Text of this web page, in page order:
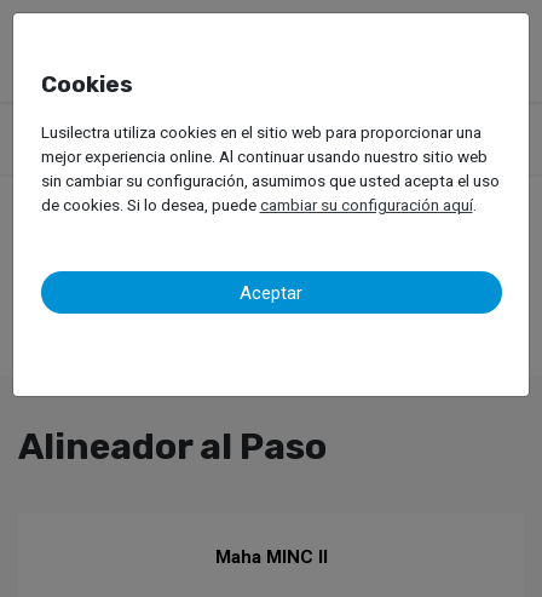
Productos Equipos de Taller
Pruebas Dinámicas
Vehículos Pesados
Alineador al Paso
Alineador al Paso
Maha MINC II
Cookies
Lusilectra utiliza cookies en el sitio web para proporcionar una
mejor experiencia online. Al continuar usando nuestro sitio web
sin cambiar su configuración, asumimos que usted acepta el uso
de cookies. Si lo desea, puedecambiar su configuración aquí.
Aceptar